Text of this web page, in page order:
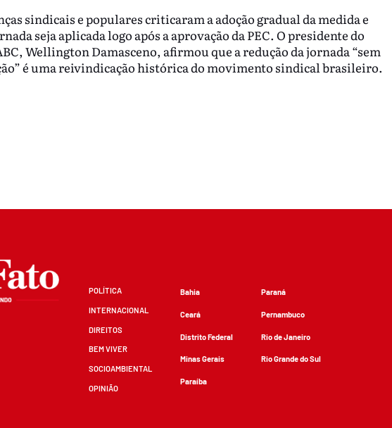
sindicais e populares criticaram a adoção gradual da medida e
seja aplicada logo após a aprovação da PEC. O presidente do
Wellington Damasceno, afirmou que a redução da jornada “sem
é uma reivindicação histórica do movimento sindical brasileiro.
POLÍTICA
INTERNACIONAL
DIREITOS
BEM VIVER
SOCIOAMBIENTAL
OPINIÃO
Bahia
Ceará
Distrito Federal
Minas Gerais
Paraíba
Paraná
Pernambuco
Rio de Janeiro
Rio Grande do Sul